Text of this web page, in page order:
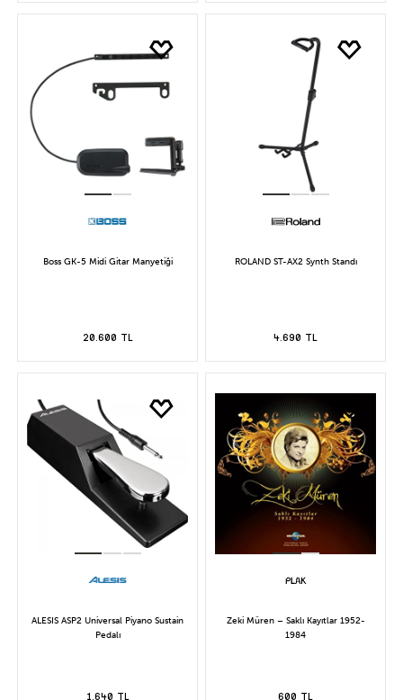
Boss GK-5 Midi Gitar Manyetiği
20.600 TL
ROLAND ST-AX2 Synth Standı
4.690 TL
ALESIS ASP2 Universal Piyano Sustain
Pedalı
1.640 TL
Zeki Müren – Saklı Kayıtlar 1952-
1984
600 TL